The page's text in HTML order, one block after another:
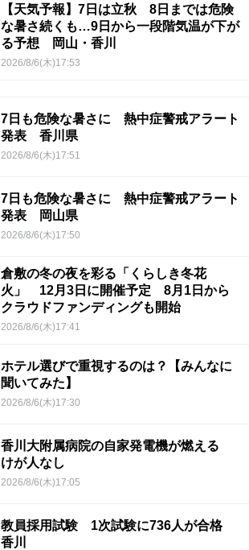
【天気予報】7日は立秋 8日までは危険
な暑さ続くも…9日から一段階気温が下が
る予想 岡山・香川
2026/8/6(木)17:53
7日も危険な暑さに 熱中症警戒アラート
発表 香川県
2026/8/6(木)17:51
7日も危険な暑さに 熱中症警戒アラート
発表 岡山県
2026/8/6(木)17:50
倉敷の冬の夜を彩る「くらしき冬花
火」 12月3日に開催予定 8月1日から
クラウドファンディングも開始
2026/8/6(木)17:41
ホテル選びで重視するのは？【みんなに
聞いてみた】
2026/8/6(木)17:30
香川大附属病院の自家発電機が燃える
けが人なし
2026/8/6(木)17:05
教員採用試験 1次試験に736人が合格
香川